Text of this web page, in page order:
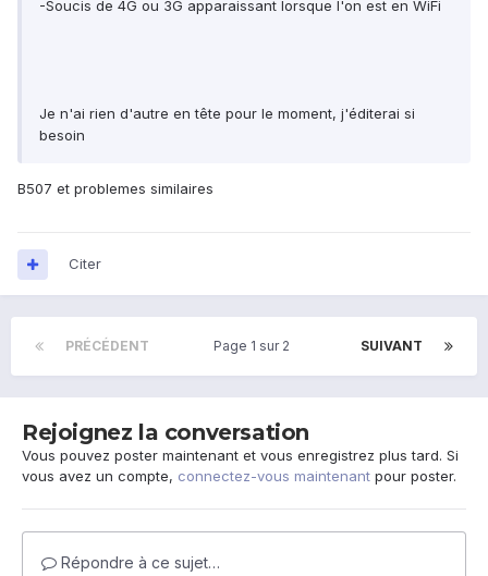
-Soucis de 4G ou 3G apparaissant lorsque l'on est en WiFi
Je n'ai rien d'autre en tête pour le moment, j'éditerai si
besoin
B507 et problemes similaires
Citer
PRÉCÉDENT SUIVANT
Page 1 sur 2
Rejoignez la conversation
Vous pouvez poster maintenant et vous enregistrez plus tard. Si
vous avez un compte, connectez-vous maintenant pour poster.
Répondre à ce sujet…